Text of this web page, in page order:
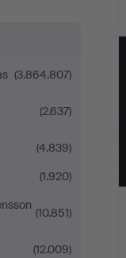
(3.864.807)
(2.637)
(4.839)
(1.920)
(10.851)
(12.009)